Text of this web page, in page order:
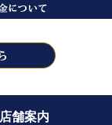
店舗案内